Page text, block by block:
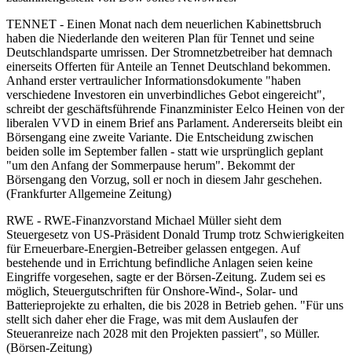
TENNET - Einen Monat nach dem neuerlichen Kabinettsbruch
haben die Niederlande den weiteren Plan für Tennet und seine
Deutschlandsparte umrissen. Der Stromnetzbetreiber hat demnach
einerseits Offerten für Anteile an Tennet Deutschland bekommen.
Anhand erster vertraulicher Informationsdokumente "haben
verschiedene Investoren ein unverbindliches Gebot eingereicht",
schreibt der geschäftsführende Finanzminister Eelco Heinen von der
liberalen VVD in einem Brief ans Parlament. Andererseits bleibt ein
Börsengang eine zweite Variante. Die Entscheidung zwischen
beiden solle im September fallen - statt wie ursprünglich geplant
"um den Anfang der Sommerpause herum". Bekommt der
Börsengang den Vorzug, soll er noch in diesem Jahr geschehen.
(Frankfurter Allgemeine Zeitung)
RWE - RWE-Finanzvorstand Michael Müller sieht dem
Steuergesetz von US-Präsident Donald Trump trotz Schwierigkeiten
für Erneuerbare-Energien-Betreiber gelassen entgegen. Auf
bestehende und in Errichtung befindliche Anlagen seien keine
Eingriffe vorgesehen, sagte er der Börsen-Zeitung. Zudem sei es
möglich, Steuergutschriften für Onshore-Wind-, Solar- und
Batterieprojekte zu erhalten, die bis 2028 in Betrieb gehen. "Für uns
stellt sich daher eher die Frage, was mit dem Auslaufen der
Steueranreize nach 2028 mit den Projekten passiert", so Müller.
(Börsen-Zeitung)